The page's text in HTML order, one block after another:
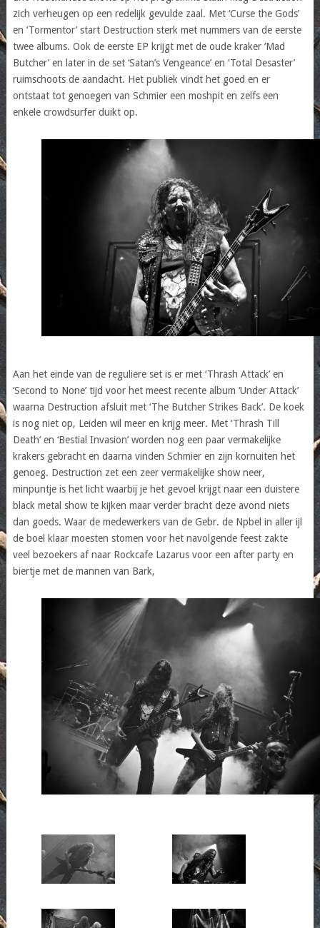
zich verheugen op een redelijk gevulde zaal. Met ‘Curse the Gods’
en ‘Tormentor’ start Destruction sterk met nummers van de eerste
twee albums. Ook de eerste EP krijgt met de oude kraker ‘Mad
Butcher’ en later in de set ‘Satan’s Vengeance’ en ‘Total Desaster’
ruimschoots de aandacht. Het publiek vindt het goed en er
ontstaat tot genoegen van Schmier een moshpit en zelfs een
enkele crowdsurfer duikt op.
Aan het einde van de reguliere set is er met ‘Thrash Attack’ en
‘Second to None’ tijd voor het meest recente album ‘Under Attack’
waarna Destruction afsluit met ‘The Butcher Strikes Back’. De koek
is nog niet op, Leiden wil meer en krijg meer. Met ‘Thrash Till
Death’ en ‘Bestial Invasion’ worden nog een paar vermakelijke
krakers gebracht en daarna vinden Schmier en zijn kornuiten het
genoeg. Destruction zet een zeer vermakelijke show neer,
minpuntje is het licht waarbij je het gevoel krijgt naar een duistere
black metal show te kijken maar verder bracht deze avond niets
dan goeds. Waar de medewerkers van de Gebr. de Npbel in aller ijl
de boel klaar moesten stomen voor het navolgende feest zakte
veel bezoekers af naar Rockcafe Lazarus voor een after party en
biertje met de mannen van Bark,